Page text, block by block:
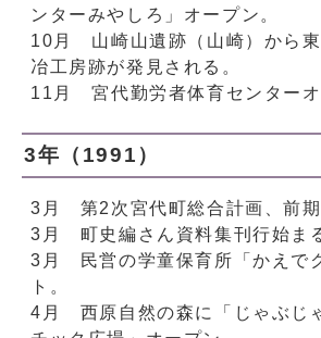
ンターみやしろ」オープン。
10月 山崎山遺跡（山崎）から東
冶工房跡が発見される。
11月 宮代勤労者体育センターオ
3年（1991）
3月 第2次宮代町総合計画、前期
3月 町史編さん資料集刊行始ま
3月 民営の学童保育所「かえで
ト。
4月 西原自然の森に「じゃぶじ